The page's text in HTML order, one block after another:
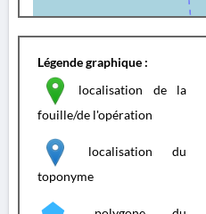
Légende graphique :
localisation de la
fouille/de l'opération
localisation du
toponyme